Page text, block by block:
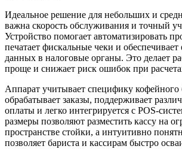
Идеальное решение для небольших и
важна скорость обслуживания и точный
Устройство помогает автоматизировать
печатает фискальные чеки и
данных в налоговые органы. Это делает
проще и снижает риск ошибок при
Аппарат учитывает специфику кофейного
обрабатывает заказы, поддерживает
оплаты и легко интегрируется с POS-
размеры позволяют разместить кассу на
пространстве стойки, а интуитивно
позволяет бариста и кассирам быстро